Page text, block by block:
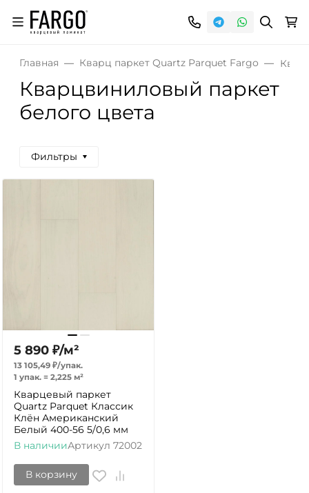
Главная Кварц паркет Quartz Parquet Fargo
Кварцвиниловый паркет
белого цвета
Фильтры
5 890 ₽/м²
13 105,49 ₽/упак.
1 упак. = 2,225 м²
Кварцевый паркет
Quartz Parquet Классик
Клён Американский
Белый 400-56 5/0,6 мм
В наличииАртикул 72002
В корзину